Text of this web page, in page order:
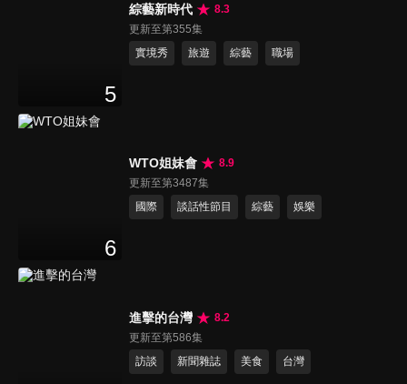
5
綜藝新時代
8.3
更新至第355集
實境秀
旅遊 綜藝 職場
6
WTO姐妹會
8.9
更新至第3487集
國際
談話性節目 綜藝 娛樂
進擊的台灣
8.2
更新至第586集
訪談
新聞雜誌 美食 台灣